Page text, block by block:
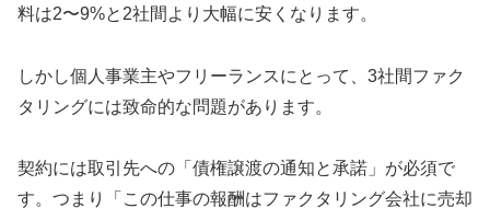
料は2〜9%と2社間より大幅に安くなります。
しかし個人事業主やフリーランスにとって、3社間ファク
タリングには致命的な問題があります。
契約には取引先への「債権譲渡の通知と承諾」が必須で
す。つまり「この仕事の報酬はファクタリング会社に売却